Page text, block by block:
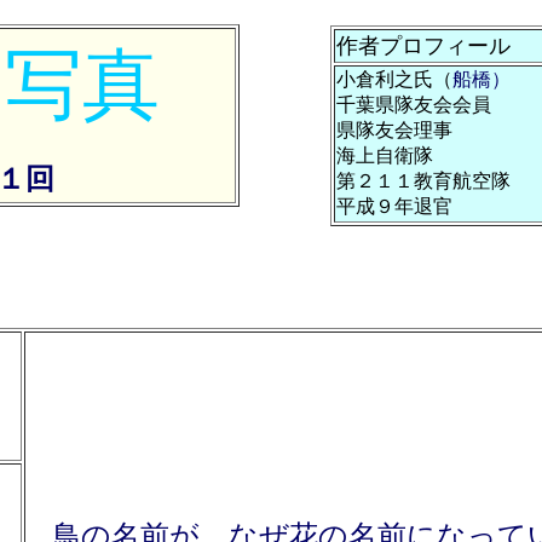
作者プロフィール
小倉利之氏 （船橋）
千葉県隊友会会員
県隊友会理事
海上自衛隊
第２１１教育航空隊
平成９年退官
真
回